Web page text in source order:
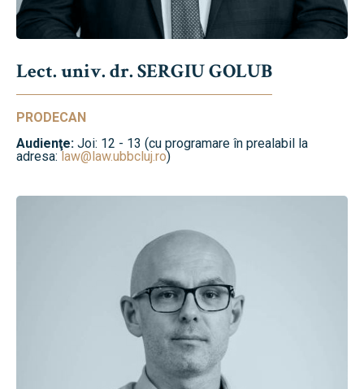
Lect. univ. dr. SERGIU GOLUB
PRODECAN
Audienţe: Joi: 12 - 13 (cu programare în prealabil la
adresa:law@law.ubbcluj.ro)